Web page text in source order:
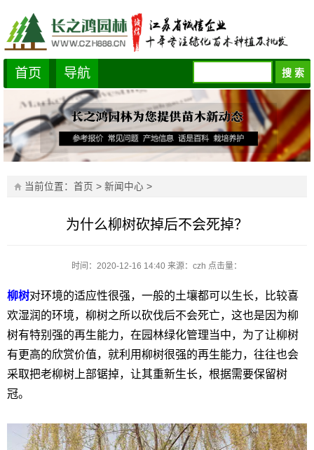
首页 导航
当前位置： 首页 > 新闻中心 >
为什么柳树砍掉后不会死掉？
时间：2020-12-16 14:40来源：czh 点击量：
柳树对环境的适应性很强，一般的土壤都可以生长，比较喜
欢湿润的环境，柳树之所以砍伐后不会死亡，这也是因为柳
树有特别强的再生能力，在园林绿化管理当中，为了让柳树
有更高的欣赏价值，就利用柳树很强的再生能力，往往也会
采取把老柳树上部锯掉，让其重新生长，根据需要保留树
冠。